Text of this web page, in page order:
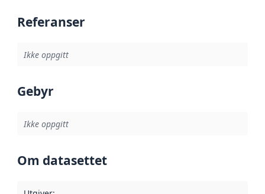
Referanser
Ikke oppgitt
Gebyr
Ikke oppgitt
Om datasettet